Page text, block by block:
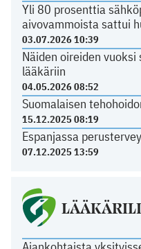
Yli 80 prosenttia
aivovammoista sattui
03.07.2026 10:39
Näiden oireiden
lääkäriin
04.05.2026 08:52
Suomalaisen
15.12.2025 08:19
Espanjassa
07.12.2025 13:59